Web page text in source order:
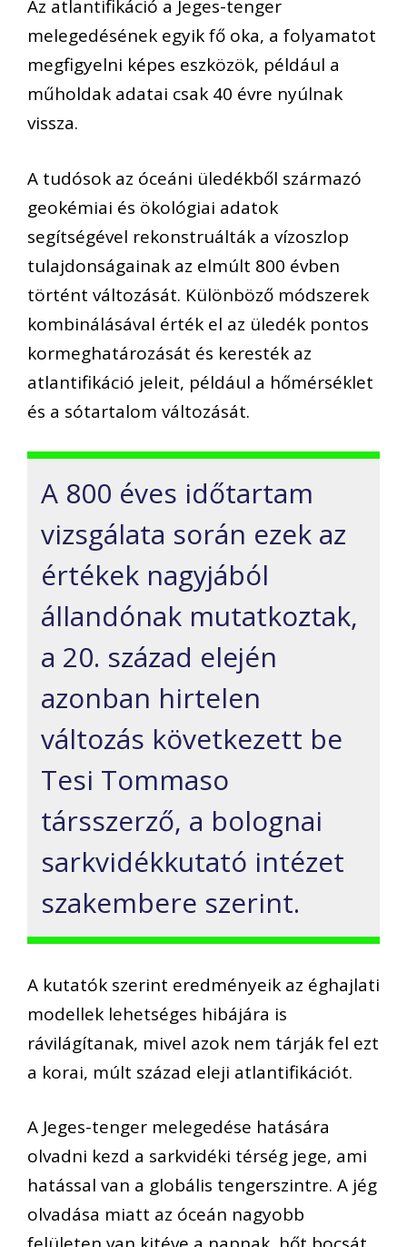
Az atlantifikáció a Jeges-tenger
melegedésének egyik fő oka, a folyamatot
megfigyelni képes eszközök, például a
műholdak adatai csak 40 évre nyúlnak
vissza.
A tudósok az óceáni üledékből származó
geokémiai és ökológiai adatok
segítségével rekonstruálták a vízoszlop
tulajdonságainak az elmúlt 800 évben
történt változását. Különböző módszerek
kombinálásával érték el az üledék pontos
kormeghatározását és keresték az
atlantifikáció jeleit, például a hőmérséklet
és a sótartalom változását.
A 800 éves időtartam
vizsgálata során ezek az
értékek nagyjából
állandónak mutatkoztak,
a 20. század elején
azonban hirtelen
változás következett be
Tesi Tommaso
társszerző, a bolognai
sarkvidékkutató intézet
szakembere szerint.
A kutatók szerint eredményeik az éghajlati
modellek lehetséges hibájára is
rávilágítanak, mivel azok nem tárják fel ezt
a korai, múlt század eleji atlantifikációt.
A Jeges-tenger melegedése hatására
olvadni kezd a sarkvidéki térség jege, ami
hatással van a globális tengerszintre. A jég
olvadása miatt az óceán nagyobb